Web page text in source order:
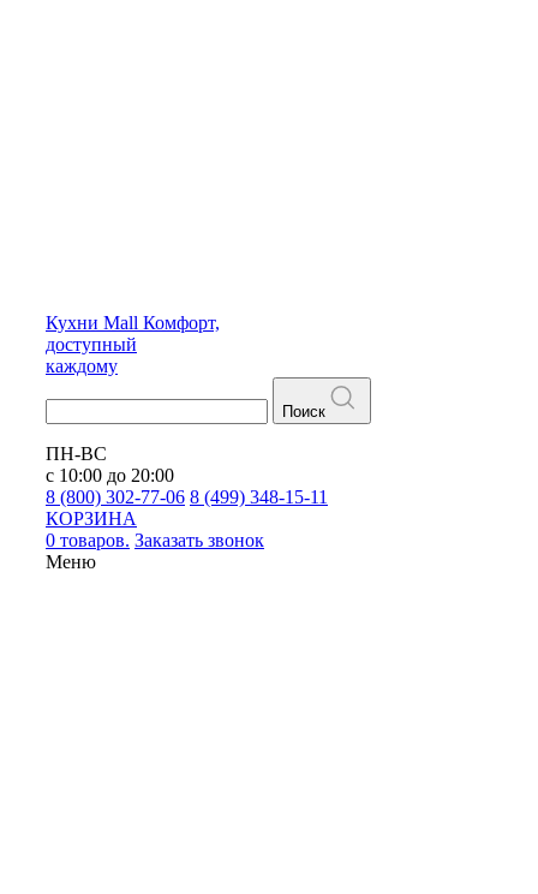
Кухни Mall Комфорт,
доступный
каждому
Поиск
ПН-ВС
с 10:00 до 20:00
8 (800) 302-77-06 8 (499) 348-15-11
КОРЗИНА
0 товаров. Заказать звонок
Меню